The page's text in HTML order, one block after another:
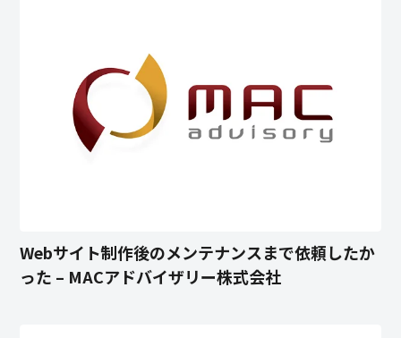
Webサイト制作後のメンテナンスまで依頼したか
った – MACアドバイザリー株式会社